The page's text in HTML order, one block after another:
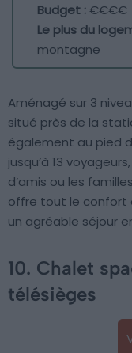
Budget :€€€€
Le plus du
montagne
Aménagé sur 3
situé près de la
également au pied
jusqu’à 13
d’amis ou les
offre tout le confort
un agréable séjour
10. Chalet
télésièges